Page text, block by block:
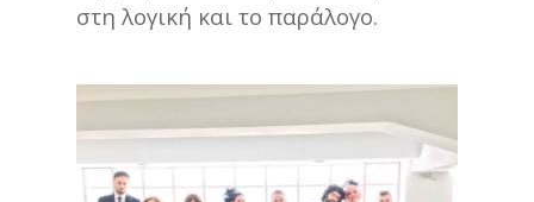
στη λογική και το παράλογο.